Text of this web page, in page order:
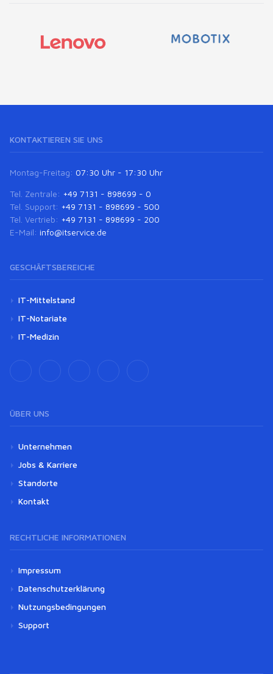
KONTAKTIEREN SIE UNS
Montag-Freitag: 07:30 Uhr - 17:30 Uhr
Tel. Zentrale: +49 7131 - 898699 - 0
Tel. Support: +49 7131 - 898699 - 500
Tel. Vertrieb: +49 7131 - 898699 - 200
E-Mail: info@itservice.de
GESCHÄFTSBEREICHE
IT-Mittelstand
IT-Notariate
IT-Medizin
ÜBER UNS
Unternehmen
Jobs & Karriere
Standorte
Kontakt
RECHTLICHE INFORMATIONEN
Impressum
Datenschutzerklärung
Nutzungsbedingungen
Support